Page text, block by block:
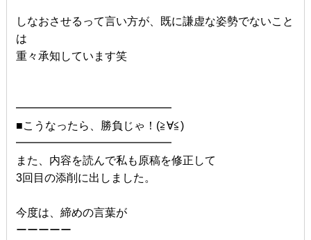
しなおさせるって言い方が、既に謙虚な姿勢でないこと
は
重々承知しています笑
━━━━━━━━━━━━━━
■こうなったら、勝負じゃ！(≧∀≦)
━━━━━━━━━━━━━━
また、内容を読んで私も原稿を修正して
3回目の添削に出しました。
今度は、締めの言葉が
ーーーーー